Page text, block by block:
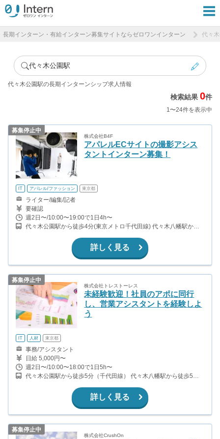
長期インターン・有給インターン募集サイトならゼロワンインターン 代々
代々木公園駅
代々木公園駅の長期インターンシップ求人情報
検索結果0件
1〜24件を表示中
募集停止中
株式会社B4F
アパレルECサイトの撮影アシス
タントインターン募集！
IT アパレル/ファッション 東京都
ライター/編集/記者
要確認
週2日〜/10:00〜19:00で1日4h〜
代々木公園駅から徒歩4分(東京メトロ千代田線) 代々木八幡駅から
詳しく見る
募集停止中
株式会社トレストーレス
未経験歓迎！社員のアポに同行
し、営業アシスタントを経験しよ
う
IT 人材 東京都
事務/アシスタント
日給 5,000円〜
週2日〜/10:00〜18:00で1日5h〜
代々木公園駅から徒歩5分（千代田線） 代々木八幡駅から徒歩5分
詳しく見る
募集停止中
株式会社CrushOn